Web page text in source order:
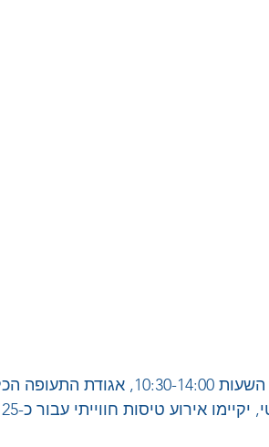
ביום שישי ה-21.2, בין השעות
טיסות חווייתי עבור כ-25 בני נוער בסיכון.